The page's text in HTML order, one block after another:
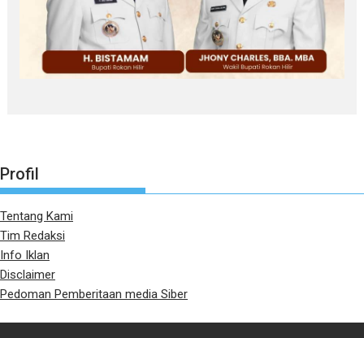
Profil
Tentang Kami
Tim Redaksi
Info Iklan
Disclaimer
Pedoman Pemberitaan media Siber